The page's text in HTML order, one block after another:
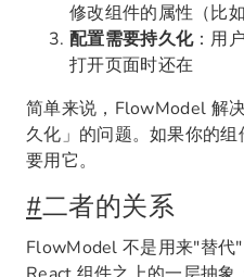
修改组件的属性（比
配置需要持久化：用
打开页面时还在
简单来说，FlowModel 解
久化」的问题。如果你的
要用它。
#二者的关系
FlowModel 不是用来"替代